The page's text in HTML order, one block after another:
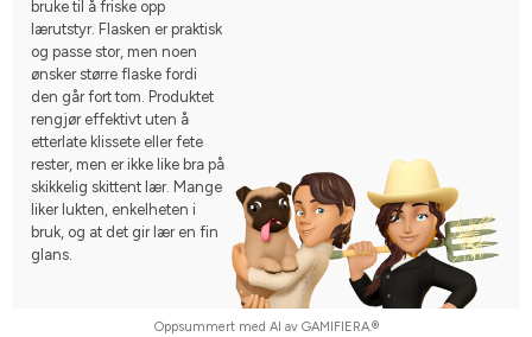
bruke til å friske opp
lærutstyr. Flasken er praktisk
og passe stor, men noen
ønsker større flaske fordi
den går fort tom. Produktet
rengjør effektivt uten å
etterlate klissete eller fete
rester, men er ikke like bra på
skikkelig skittent lær. Mange
liker lukten, enkelheten i
bruk, og at det gir lær en fin
glans.
Oppsummert med AI av GAMIFIERA.®